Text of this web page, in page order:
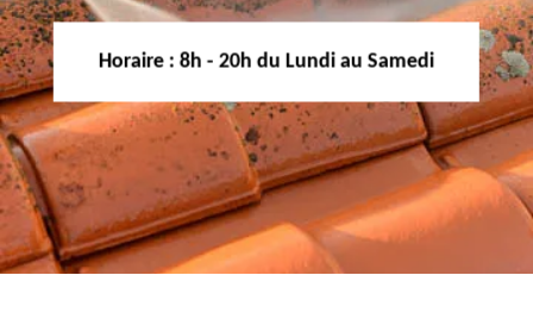
Horaire : 8h - 20h du Lundi au Samedi